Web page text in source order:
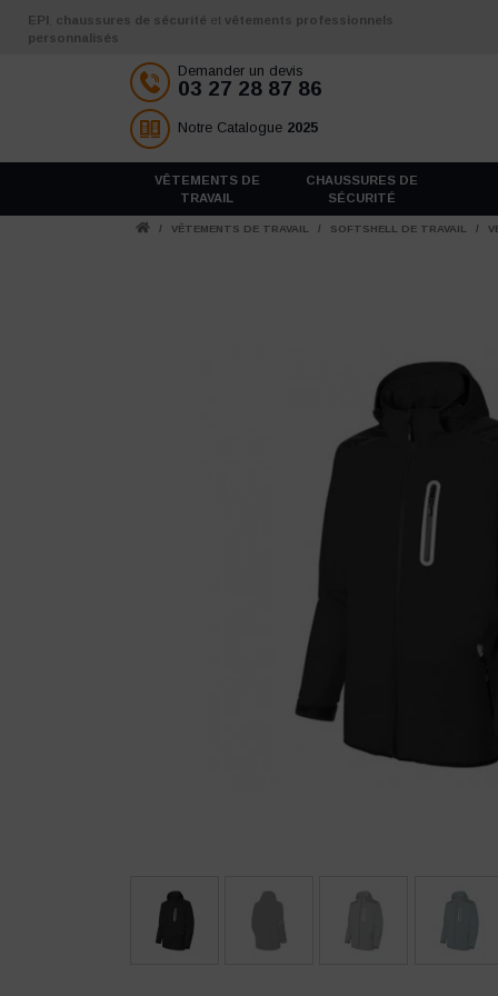
Aller au contenu
EPI chaussures de sécurité et vêtements professionnels
personnalisés
Demander un devis
03 27 28 87 86
Notre Catalogue 2025
VÊTEMENTS DE
TRAVAIL
CHAUSSURES DE
SÉCURITÉ
/ VÊTEMENTS DE TRAVAIL / SOFTSHELL DE TRAVAIL /